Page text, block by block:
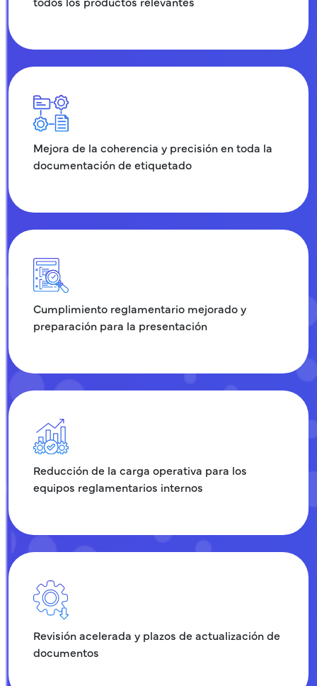
Mejora de la coherencia y precisión en toda la
documentación de etiquetado
Cumplimiento reglamentario mejorado y
preparación para la presentación
Reducción de la carga operativa para los
equipos reglamentarios internos
Revisión acelerada y plazos de actualización de
documentos